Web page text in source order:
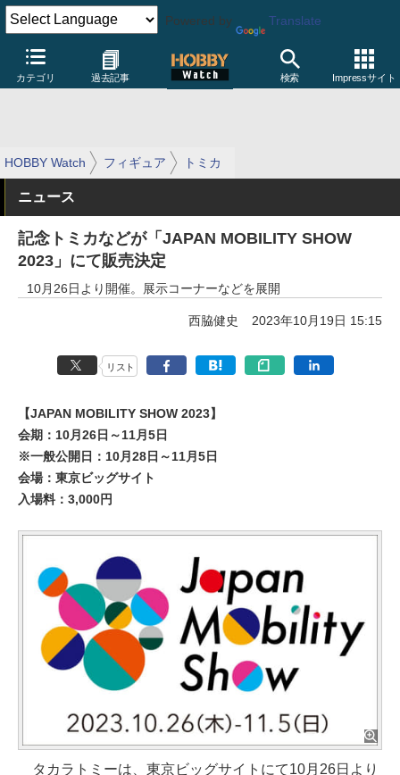
Powered by Translate
カテゴリ 過去記事 検索 Impressサイト
HOBBY Watch フィギュア トミカ
ニュース
記念トミカなどが「JAPAN MOBILITY SHOW
2023」にて販売決定
10月26日より開催。展示コーナーなどを展開
西脇健史 2023年10月19日 15:15
リスト
【JAPAN MOBILITY SHOW 2023】
会期：10月26日～11月5日
※一般公開日：10月28日～11月5日
会場：東京ビッグサイト
入場料：3,000円
タカラトミーは、東京ビッグサイトにて10月26日より